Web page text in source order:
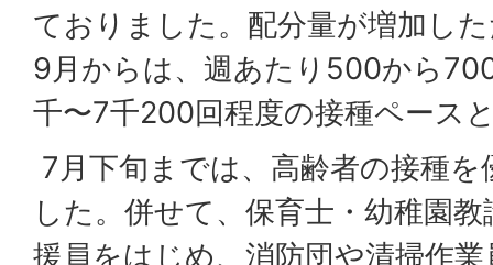
ておりました。配分量が増加し
9月からは、週あたり500から
千〜7千200回程度の接種ペース
7月下旬までは、高齢者の接種
した。併せて、保育士・幼稚園
援員をはじめ、消防団や清掃作